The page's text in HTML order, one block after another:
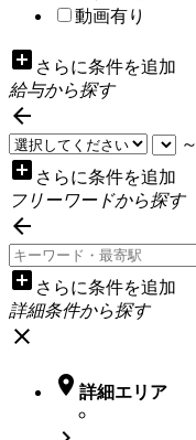
動画有り
add_box さらに条件を追加
給与から探す

～
add_box さらに条件を追加
フリーワードから探す

add_box さらに条件を追加
詳細条件から探す
close
 詳細エリア